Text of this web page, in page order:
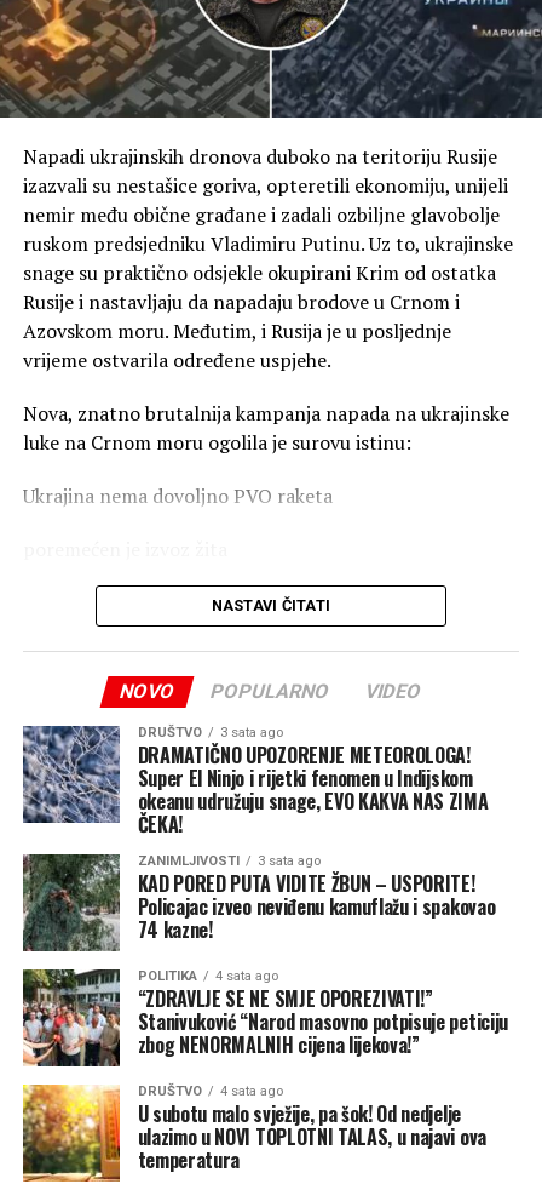
Napadi ukrajinskih dronova duboko na teritoriju Rusije
izazvali su nestašice goriva, opteretili ekonomiju, unijeli
nemir među obične građane i zadali ozbiljne glavobolje
ruskom predsjedniku Vladimiru Putinu. Uz to, ukrajinske
snage su praktično odsjekle okupirani Krim od ostatka
Rusije i nastavljaju da napadaju brodove u Crnom i
Azovskom moru. Međutim, i Rusija je u posljednje
vrijeme ostvarila određene uspjehe.
Nova, znatno brutalnija kampanja napada na ukrajinske
luke na Crnom moru ogolila je surovu istinu:
Ukrajina nema dovoljno PVO raketa
skresani su prihodi države
zaustavljene isporuke oružja ukrajinskoj vojsci
Poljoprivreda čini čak 60 odsto ukupnog robnog izvoza
Ukrajine, pa ovi ruski napadi stižu u najgorem mogućem
trenutku – baš kada se poljoprivrednici spremaju za
žetvu. Ako ova blokada potraje, Rusija bi mogla da
presiječe ključni izvor deviznih prihoda Ukrajine i ojača
svoju pregovaračku poziciju u svijetu tako što će nanijeti
udarac velikim uvoznicima žita u Africi i Aziji, piše Tajm.
Kijev, s druge strane, pokušava da umanji razmjere štete.
Nakon dvonedjeljnih žestokih udara ruskih dronova i
raketa na Odesu i druge primorske gradove, ukrajinski
ministar poljoprivrede Taras Visocki tvrdio je u julu da
su luke i dalje otvorene i operativne. Međutim, oko 90
odsto brodovlasnika obustavilo je dolaske jer su – baš
kao i u Ormuskom moreuzu blizu Irana – troškovi
osiguranja skočili u nebesa zbog konstantne opasnosti
od novih napada.
NASTAVI ČITATI
NOVO POPULARNO VIDEO
DRUŠTVO 3 sata ago
DRAMATIČNO UPOZORENJE METEOROLOGA!
Super El Ninjo i rijetki fenomen u Indijskom
okeanu udružuju snage, EVO KAKVA NAS ZIMA
ČEKA!
ZANIMLJIVOSTI 3 sata ago
KAD PORED PUTA VIDITE ŽBUN – USPORITE!
Policajac izveo neviđenu kamuflažu i spakovao
74 kazne!
POLITIKA 4 sata ago
“ZDRAVLJE SE NE SMJE OPOREZIVATI!”
Stanivuković “Narod masovno potpisuje peticiju
zbog NENORMALNIH cijena lijekova!”
DRUŠTVO 4 sata ago
U subotu malo svježije, pa šok! Od nedjelje
ulazimo u NOVI TOPLOTNI TALAS, u najavi ova
temperatura